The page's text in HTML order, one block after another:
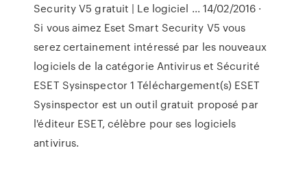
Security V5 gratuit | Le logiciel ... 14/02/2016 ·
Si vous aimez Eset Smart Security V5 vous
serez certainement intéressé par les nouveaux
logiciels de la catégorie Antivirus et Sécurité
ESET Sysinspector 1 Téléchargement(s) ESET
Sysinspector est un outil gratuit proposé par
l'éditeur ESET, célèbre pour ses logiciels
antivirus.